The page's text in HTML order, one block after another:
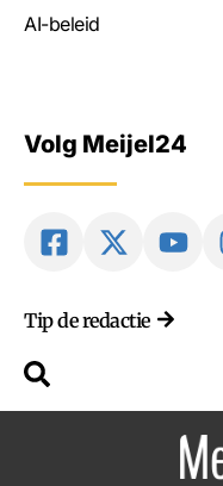
AI-beleid
Volg Meijel24
Tip de redactie